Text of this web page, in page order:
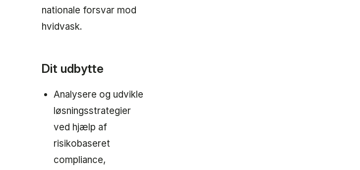
nationale forsvar mod
hvidvask.
Dit udbytte
Analysere og udvikle
løsningsstrategier
ved hjælp af
risikobaseret
compliance,